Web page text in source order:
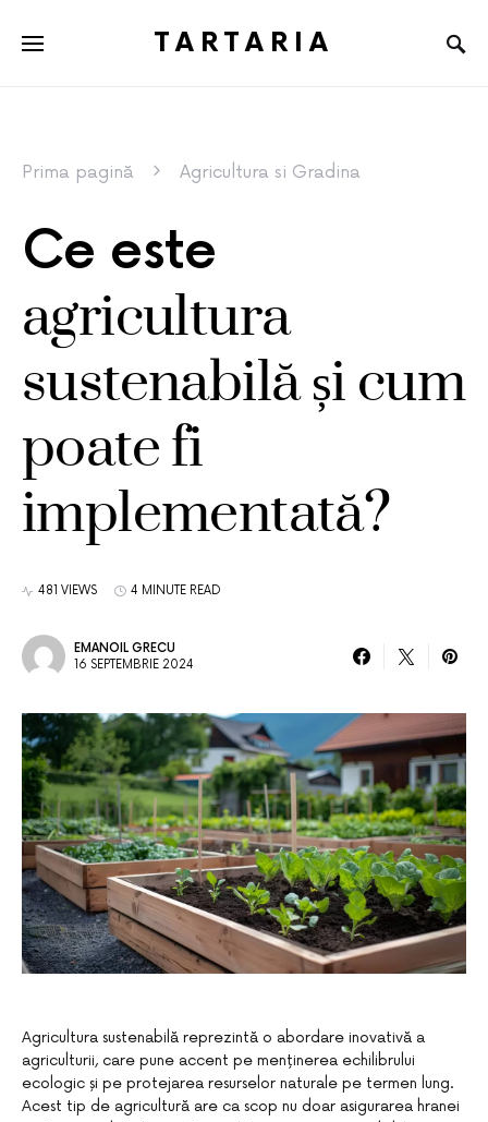
TARTARIA
Prima pagină Agricultura si Gradina
Ce este
agricultura
sustenabilă și cum
poate fi
implementată?
481 VIEWS 4 MINUTE READ
EMANOIL GRECU
16 SEPTEMBRIE 2024
Agricultura sustenabilă reprezintă o abordare inovativă a
agriculturii, care pune accent pe menținerea echilibrului
ecologic și pe protejarea resurselor naturale pe termen lung.
Acest tip de agricultură are ca scop nu doar asigurarea hranei